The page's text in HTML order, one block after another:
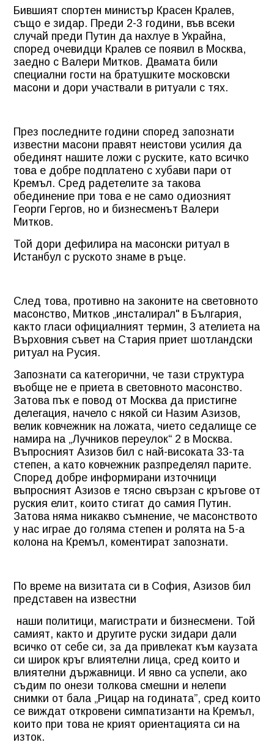
Бившият спортен министър Красен Кралев,
също е зидар. Преди 2-3 години, във всеки
случай преди Путин да нахлуе в Украйна,
според очевидци Кралев се появил в Москва,
заедно с Валери Митков. Двамата били
специални гости на братушките московски
масони и дори участвали в ритуали с тях.
През последните години според запознати
известни масони правят неистови усилия да
обединят нашите ложи с руските, като всичко
това е добре подплатено с хубави пари от
Кремъл. Сред радетелите за такова
обединение при това е не само одиозният
Георги Гергов, но и бизнесменът Валери
Митков.
Той дори дефилира на масонски ритуал в
Истанбул с руското знаме в ръце.
След това, противно на законите на световното
масонство, Митков „инсталирал" в България,
както гласи официалният термин, 3 ателиета на
Върховния съвет на Стария приет шотландски
ритуал на Русия.
Запознати са категорични, че тази структура
въобще не е приета в световното масонство.
Затова пък е повод от Москва да пристигне
делегация, начело с някой си Назим Азизов,
велик ковчежник на ложата, чието седалище се
намира на „Лучников переулок“ 2 в Москва.
Въпросният Азизов бил с най-високата 33-та
степен, а като ковчежник разпределял парите.
Според добре информирани източници
въпросният Азизов е тясно свързан с кръгове от
руския елит, които стигат до самия Путин.
Затова няма никакво съмнение, че масонството
у нас играе до голяма степен и ролята на 5-а
колона на Кремъл, коментират запознати.
По време на визитата си в София, Азизов бил
представен на известни
наши политици, магистрати и бизнесмени. Той
самият, както и другите руски зидари дали
всичко от себе си, за да привлекат към каузата
си широк кръг влиятелни лица, сред които и
влиятелни държавници. И явно са успели, ако
съдим по онези толкова смешни и нелепи
снимки от бала „Рицар на годината”, сред които
се виждат откровени симпатизанти на Кремъл,
които при това не крият ориентацията си на
изток.